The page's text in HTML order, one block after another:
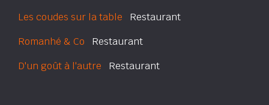
Les coudes sur la table Restaurant
Romanhé & Co Restaurant
D'un goût à l'autre Restaurant